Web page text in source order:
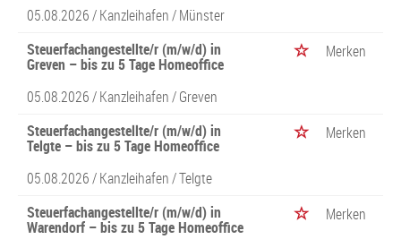
05.08.2026 /Kanzleihafen/ Münster
Steuerfachangestellte/r (m/w/d) in
Greven – bis zu 5 Tage Homeoffice
Merken
05.08.2026 /Kanzleihafen/ Greven
Steuerfachangestellte/r (m/w/d) in
Telgte – bis zu 5 Tage Homeoffice
Merken
05.08.2026 /Kanzleihafen/ Telgte
Steuerfachangestellte/r (m/w/d) in
Warendorf – bis zu 5 Tage Homeoffice
Merken